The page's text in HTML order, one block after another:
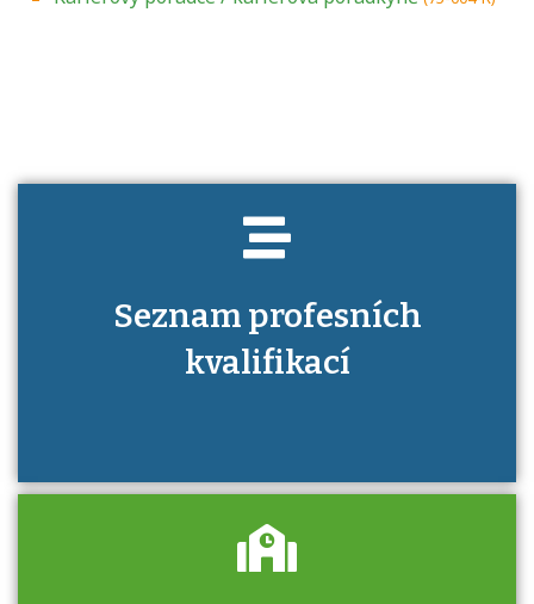
Seznam profesních
kvalifikací
Projděte si seznam profesních kvalifikací.